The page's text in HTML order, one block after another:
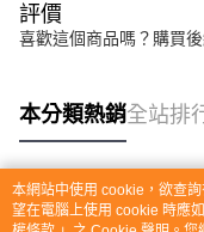
評價
喜歡這個商品嗎？購買
本分類熱銷全站排
熱門標籤
本網站中使用 cookie，欲查
望在電腦上使用 cookie 時應